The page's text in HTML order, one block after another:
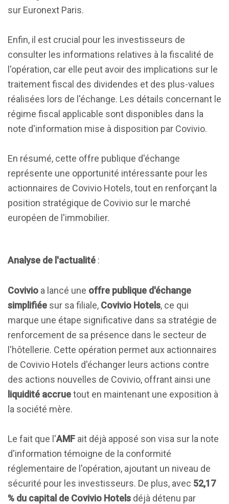
sur Euronext Paris.
Enfin, il est crucial pour les investisseurs de
consulter les informations relatives à la fiscalité de
l'opération, car elle peut avoir des implications sur le
traitement fiscal des dividendes et des plus-values
réalisées lors de l'échange. Les détails concernant le
régime fiscal applicable sont disponibles dans la
note d'information mise à disposition par Covivio.
En résumé, cette offre publique d'échange
représente une opportunité intéressante pour les
actionnaires de Covivio Hotels, tout en renforçant la
position stratégique de Covivio sur le marché
européen de l'immobilier.
Analyse de l'actualité :
Covivio a lancé une offre publique d'échange
simplifiée sur sa filiale, Covivio Hotels, ce qui
marque une étape significative dans sa stratégie de
renforcement de sa présence dans le secteur de
l'hôtellerie. Cette opération permet aux actionnaires
de Covivio Hotels d'échanger leurs actions contre
des actions nouvelles de Covivio, offrant ainsi une
liquidité accruetout en maintenant une exposition à
la société mère.
Le fait que l'AMF ait déjà apposé son visa sur la note
d'information témoigne de la conformité
réglementaire de l'opération, ajoutant un niveau de
sécurité pour les investisseurs. De plus, avec 52,17
% du capital de Covivio Hotels déjà détenu par